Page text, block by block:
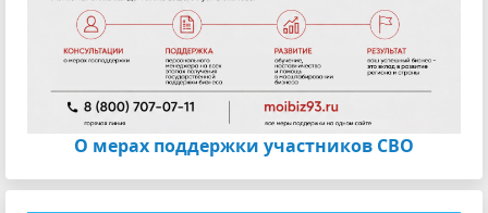
О мерах поддержки участников СВО